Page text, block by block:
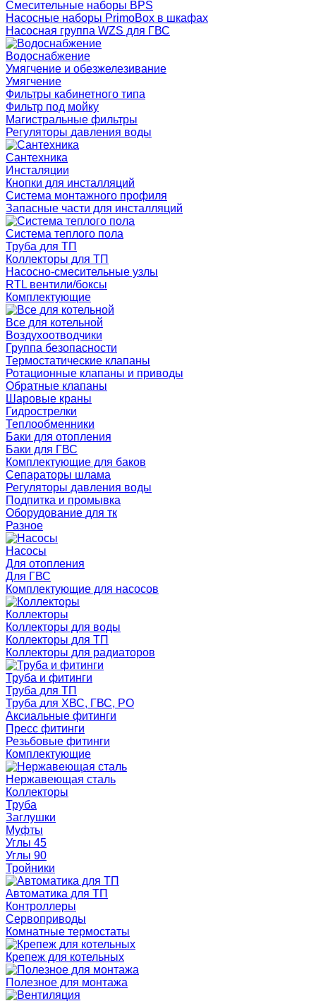
Смесительные наборы BPS
Насосные наборы PrimoBox в шкафах
Насосная группа WZS для ГВС
Водоснабжение
Умягчение и обезжелезивание
Умягчение
Фильтры кабинетного типа
Фильтр под мойку
Магистральные фильтры
Регуляторы давления воды
Сантехника
Инсталяции
Кнопки для инсталляций
Система монтажного профиля
Запасные части для инсталляций
Система теплого пола
Труба для ТП
Коллекторы для ТП
Насосно-смесительные узлы
RTL вентили/боксы
Комплектующие
Все для котельной
Воздухоотводчики
Группа безопасности
Термостатические клапаны
Ротационные клапаны и приводы
Обратные клапаны
Шаровые краны
Гидрострелки
Теплообменники
Баки для отопления
Баки для ГВС
Комплектующие для баков
Сепараторы шлама
Регуляторы давления воды
Подпитка и промывка
Оборудование для тк
Разное
Насосы
Для отопления
Для ГВС
Комплектующие для насосов
Коллекторы
Коллекторы для воды
Коллекторы для ТП
Коллекторы для радиаторов
Труба и фитинги
Труба для ТП
Труба для ХВС, ГВС, РО
Аксиальные фитинги
Пресс фитинги
Резьбовые фитинги
Комплектующие
Нержавеющая сталь
Коллекторы
Труба
Заглушки
Муфты
Углы 45
Углы 90
Тройники
Автоматика для ТП
Контроллеры
Сервоприводы
Комнатные термостаты
Крепеж для котельных
Полезное для монтажа